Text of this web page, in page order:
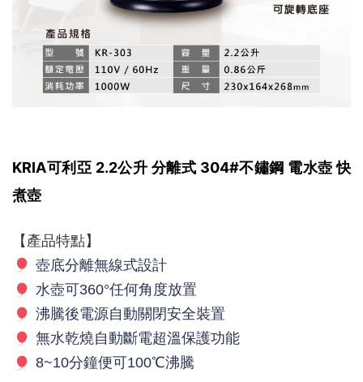
KRIA可利亞 2.2公升 分離式 304#不鏽鋼 電水壺 快
煮壺
【產品特點】
壺底分離無線式設計
水壺可360°任何角度放置
沸騰後電源自動關閉安全裝置
無水乾燒自動斷電超溫保護功能
8~10分鐘便可100℃沸騰